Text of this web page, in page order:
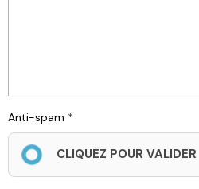
Anti-spam
CLIQUEZ POUR VALIDER